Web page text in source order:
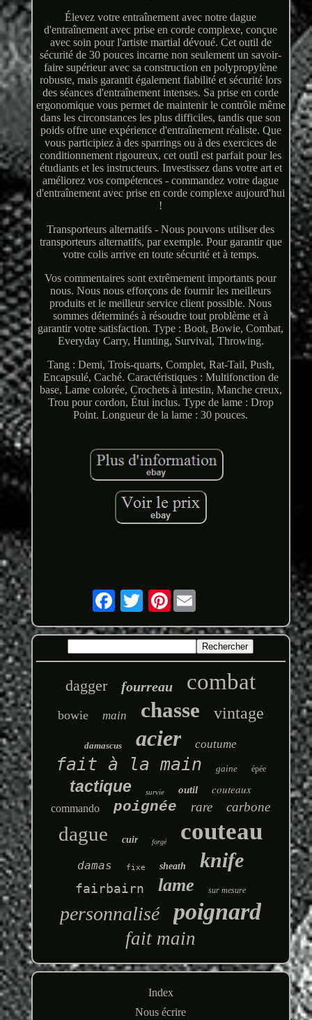
Élevez votre entraînement avec notre dague
d'entraînement avec prise en corde complexe, conçue
avec soin pour l'artiste martial dévoué. Cet outil de
sécurité de 30 pouces incarne non seulement un savoir-
faire supérieur avec sa construction en polypropylène
robuste, mais garantit également fiabilité et sécurité lors
des séances d'entraînement intenses. Sa prise en corde
ergonomique vous permet de maintenir le contrôle même
dans les circonstances les plus difficiles, tandis que son
poids offre une expérience d'entraînement réaliste. Que
vous participiez à des sparrings ou à des exercices de
conditionnement rigoureux, cet outil est parfait pour les
étudiants et les instructeurs. Investissez dans votre art et
améliorez vos compétences - commandez votre dague
d'entraînement avec prise en corde complexe aujourd'hui
!
Transporteurs alternatifs - Nous pouvons utiliser des
transporteurs alternatifs, par exemple. Pour garantir que
votre colis arrive en toute sécurité et à temps.
Vos commentaires sont extrêmement importants pour
nous. Nous nous efforçons de fournir les meilleurs
produits et le meilleur service client possible. Nous
sommes déterminés à résoudre tout problème et à
garantir votre satisfaction. Type : Boot, Bowie, Combat,
Everyday Carry, Hunting, Survival, Throwing.
Tang : Demi, Trois-quarts, Complet, Rat-Tail, Push,
Encapsulé, Caché. Caractéristiques : Multifonction de
base, Lame colorée, Crochets à intestin, Manche creux,
Trou pour cordon, Étui inclus. Type de lame : Drop
Point. Longueur de la lame : 30 pouces.
Pinterest
dagger fourreau combat
bowie main chasse vintage
damascus acier coutume
fait à la main gaine épée
tactique survie outil couteaux
commando poignée rare carbone
dague cuir forgé couteau
damas fixe sheath knife
fairbairn lame sur mesure
personnalisé poignard
fait main
Index
Nous écrire